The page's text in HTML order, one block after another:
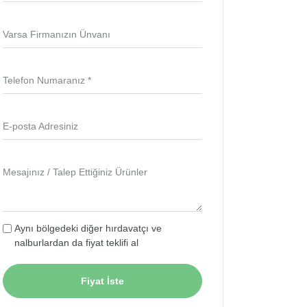
Varsa Firmanızın Ünvanı
Telefon Numaranız *
E-posta Adresiniz
Mesajınız / Talep Ettiğiniz Ürünler
Aynı bölgedeki diğer hırdavatçı ve
nalburlardan da fiyat teklifi al
Fiyat İste